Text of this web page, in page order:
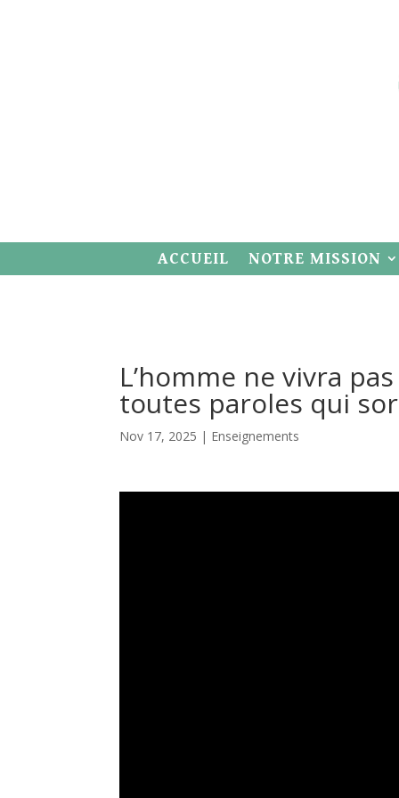
ACCUEIL NOTRE MISSION
L’homme ne vivra
toutes paroles qui
Nov 17, 2025 | Enseignements